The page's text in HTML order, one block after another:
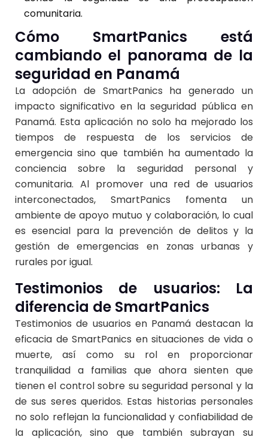
comunitaria.
Cómo SmartPanics está
cambiando el panorama de la
seguridad en Panamá
La adopción de SmartPanics ha generado un
impacto significativo en la seguridad pública en
Panamá. Esta aplicación no solo ha mejorado los
tiempos de respuesta de los servicios de
emergencia sino que también ha aumentado la
conciencia sobre la seguridad personal y
comunitaria. Al promover una red de usuarios
interconectados, SmartPanics fomenta un
ambiente de apoyo mutuo y colaboración, lo cual
es esencial para la prevención de delitos y la
gestión de emergencias en zonas urbanas y
rurales por igual.
Testimonios de usuarios: La
diferencia de SmartPanics
Testimonios de usuarios en Panamá destacan la
eficacia de SmartPanics en situaciones de vida o
muerte, así como su rol en proporcionar
tranquilidad a familias que ahora sienten que
tienen el control sobre su seguridad personal y la
de sus seres queridos. Estas historias personales
no solo reflejan la funcionalidad y confiabilidad de
la aplicación, sino que también subrayan su